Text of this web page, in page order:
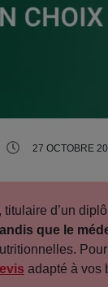
27 OCTOBRE
titulaire d’un
que le
adapté à vos